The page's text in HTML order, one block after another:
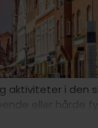
i den
eller hårde